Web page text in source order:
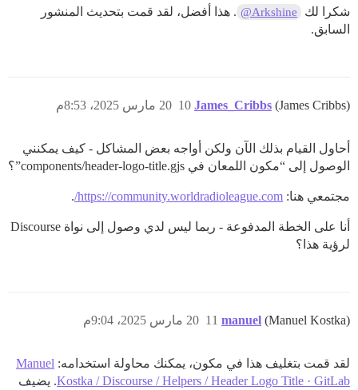
شكرا لك @Arkshine . هذا أفضل، لقد قمت بتحديث المنشور
السابق.
James_Cribbs (James Cribbs) 20 مارس 2025، 8:53م 10
أحاول القيام بذلك الآن ولكن أواجه بعض المشاكل - كيف يمكنني
الوصول إلى “مكون اللمعان في components/header-logo-title.gjs”؟
مجتمعي هنا: https://community.worldradioleague.com/
.
أنا على الخطة المدفوعة - ربما ليس لدي وصول إلى نواة Discourse
لرؤية هذا؟
manuel (Manuel Kostka) 20 مارس 2025، 9:04م 11
لقد قمت بتغليف هذا في مكون، يمكنك محاولة استخدامه: Manuel
Kostka / Discourse / Helpers / Header Logo Title · GitLab. يضيف